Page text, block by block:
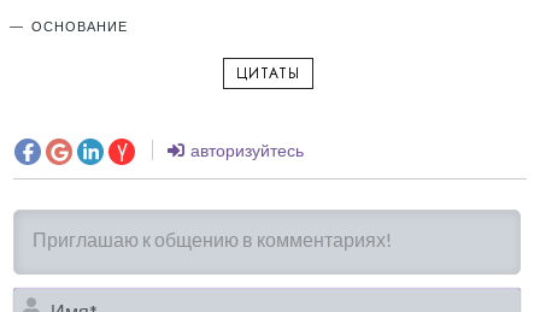
ОСНОВАНИЕ
ЦИТАТЫ
авторизуйтесь